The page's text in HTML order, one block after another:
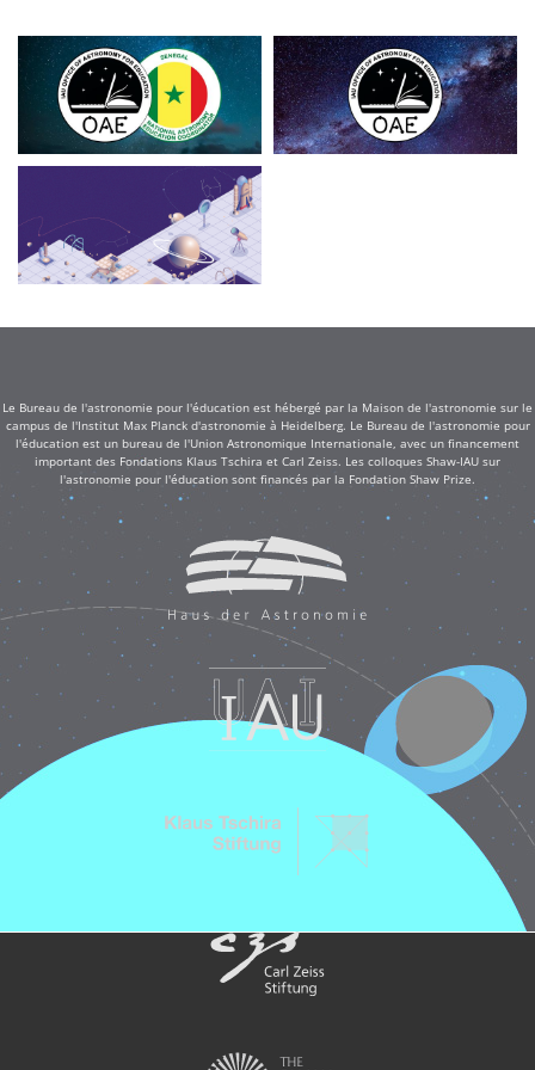
Le Bureau de l'astronomie pour l'éducation est hébergé par la Maison de l'astronomie sur le
campus de l'Institut Max Planck d'astronomie à Heidelberg. Le Bureau de l'astronomie pour
l'éducation est un bureau de l'Union Astronomique Internationale, avec un financement
important des Fondations Klaus Tschira et Carl Zeiss. Les colloques Shaw-IAU sur
l'astronomie pour l'éducation sont financés par la Fondation Shaw Prize.